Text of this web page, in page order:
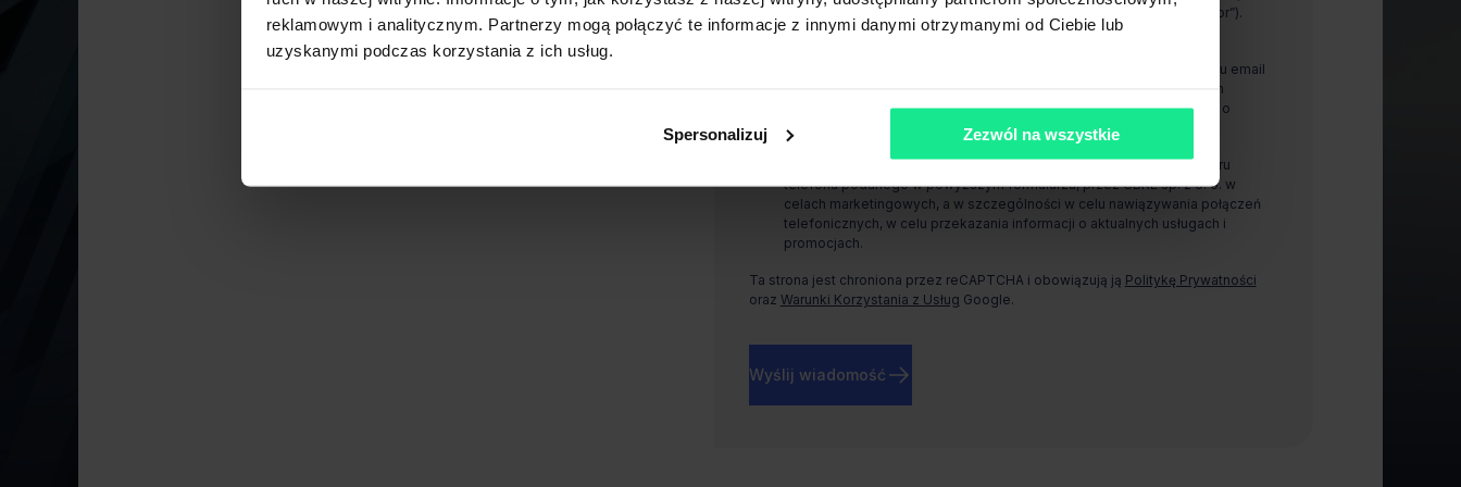
reklamowym i analitycznym. Partnerzy mogą połączyć te informacje z innymi danymi otrzymanymi od Ciebie lub
uzyskanymi podczas korzystania z ich usług.
Spersonalizuj Zezwól na wszystkie
Warszawie, Rondo Daszyńskiego 1, 00-843 Warszawa (dalej „Administrator”).
Wyrażam zgodę, na przetwarzanie i wykorzystywanie mojego adresu email
podanego w powyższym formularzu, przez CBRE sp. z o. o. w celach
marketingowych, a w szczególności w celu otrzymywania informacji o
aktualnych usługach i promocjach.
Wyrażam zgodę, na przetwarzanie i wykorzystywanie mojego numeru
telefonu podanego w powyższym formularzu, przez CBRE sp. z o. o. w
celach marketingowych, a w szczególności w celu nawiązywania połączeń
telefonicznych, w celu przekazania informacji o aktualnych usługach i
promocjach.
Ta strona jest chroniona przez reCAPTCHA i obowiązują ją Politykę Prywatności
oraz Warunki Korzystania z Usług Google.
Wyślij wiadomość